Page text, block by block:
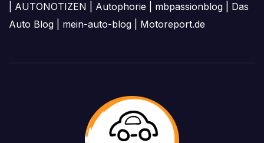
AUTONOTIZEN Autophorie mbpassionblog
Das
Auto Blog
mein-auto-blog Motoreport.de